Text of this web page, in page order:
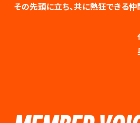
その先頭に立ち、共に熱狂できる仲